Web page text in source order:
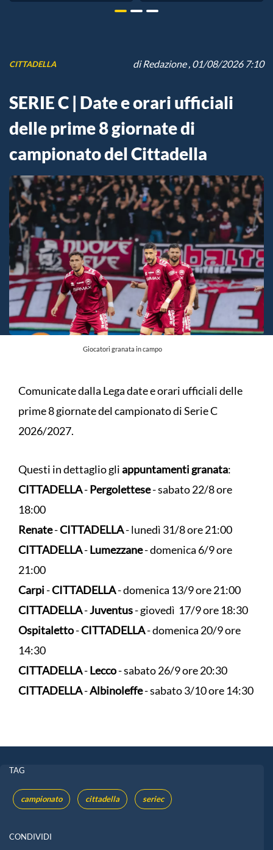
CITTADELLA diRedazione, 01/08/2026 7:10
SERIE C | Date e orari ufficiali
delle prime 8 giornate di
campionato del Cittadella
Giocatori granata in campo
Comunicate dalla Lega date e orari ufficiali delle
prime 8 giornate del campionato di Serie C
2026/2027.
Questi in dettaglio gliappuntamenti granata:
CITTADELLA-Pergolettese- sabato 22/8 ore
18:00
Renate-CITTADELLA- lunedì 31/8 ore 21:00
CITTADELLA-Lumezzane- domenica 6/9 ore
21:00
Carpi-CITTADELLA- domenica 13/9 ore 21:00
CITTADELLA-Juventus- giovedì 17/9 ore 18:30
Ospitaletto-CITTADELLA- domenica 20/9 ore
14:30
CITTADELLA-Lecco- sabato 26/9 ore 20:30
CITTADELLA-Albinoleffe- sabato 3/10 ore 14:30
TAG
campionato cittadella seriec
CONDIVIDI